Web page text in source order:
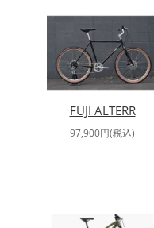
FUJI ALTERR
97,900円(税込)